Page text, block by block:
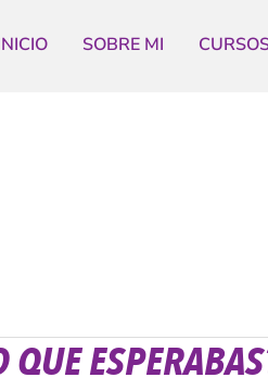
SOBRE MI
QUE